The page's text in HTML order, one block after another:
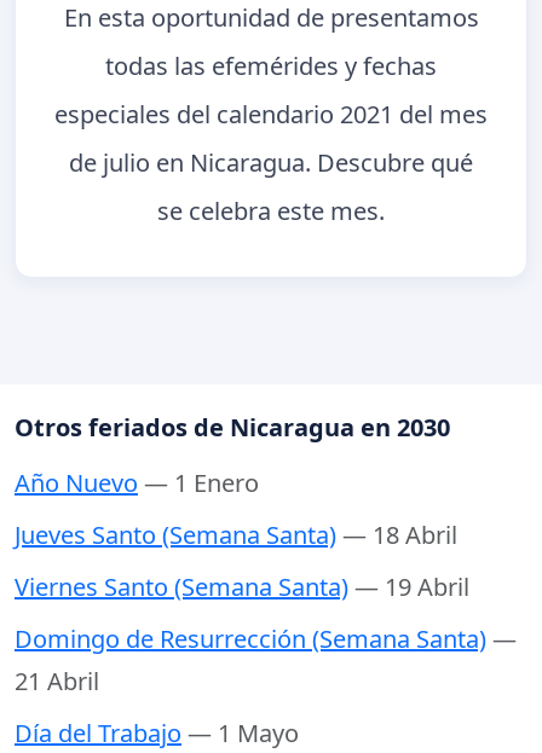
En esta oportunidad de presentamos
todas las efemérides y fechas
especiales del calendario 2021 del mes
de julio en Nicaragua. Descubre qué
se celebra este mes.
Otros feriados de Nicaragua en 2030
Año Nuevo — 1 Enero
Jueves Santo (Semana Santa)— 18 Abril
Viernes Santo (Semana Santa)— 19 Abril
Domingo de Resurrección (Semana Santa)—
21 Abril
Día del Trabajo — 1 Mayo